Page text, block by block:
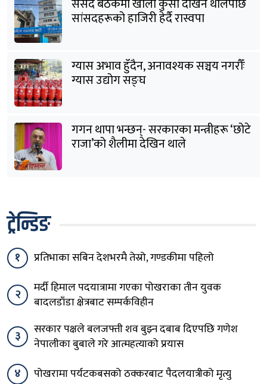
सांसदहरूको हाजिरी हेर्दै रास्वपा
ग्यास अभाव हुँदैन, अनावश्यक सञ्चय नगरौँः
ग्यास उद्योग सङ्घ
गगन थापा भन्छन्- सरकारका मन्त्रीहरू ‘छोटे
राजा’को शैलीमा देखिन थाले
ट्रेन्डिङ
१ प्रतिभाका सबिन देशभरमै तेस्रो, गण्डकीमा पहिलो
२
मर्दी हिमाल पदयात्रामा गएका पोखराका तीन युवक
बादलडाँडा क्षेत्रबाट सम्पर्कविहीन
३
सरकार पक्षले बलजफ्ती शव बुझ्न दबाब दिएपछि गणेश
नेपालीका बुबाले गरे आत्महत्याको प्रयास
४
पोखरामा पर्यटकबसको ठक्करबाट पैदलयात्रीको मृत्यु